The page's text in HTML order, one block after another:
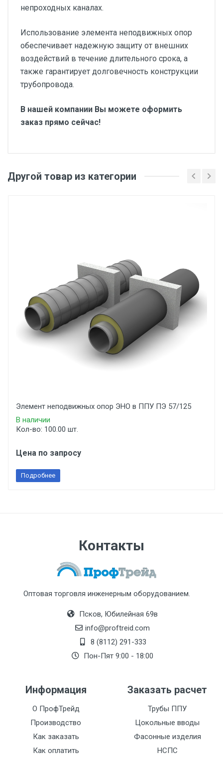
непроходных каналах.
Использование элемента неподвижных опор
обеспечивает надежную защиту от внешних
воздействий в течение длительного срока, а
также гарантирует долговечность конструкции
трубопровода.
В нашей компании Вы можете оформить
заказ прямо сейчас!
Другой товар из категории
Элемент неподвижных опор ЭНО в ППУ ПЭ 57/125
В наличии
Кол-во: 100.00 шт.
Цена по запросу
Подробнее
Контакты
Оптовая торговля инженерным оборудованием.
Псков, Юбилейная 69в
info@proftreid.com
8 (8112) 291-333
Пон-Пят 9:00 - 18:00
Информация
О ПрофТрейд
Производство
Как заказать
Как оплатить
Заказать расчет
Трубы ППУ
Цокольные вводы
Фасонные изделия
НСПС